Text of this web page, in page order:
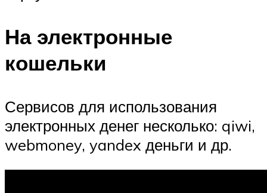
На электронные
кошельки
Сервисов для использования
электронных денег несколько: qiwi,
webmoney, yandex деньги и др.